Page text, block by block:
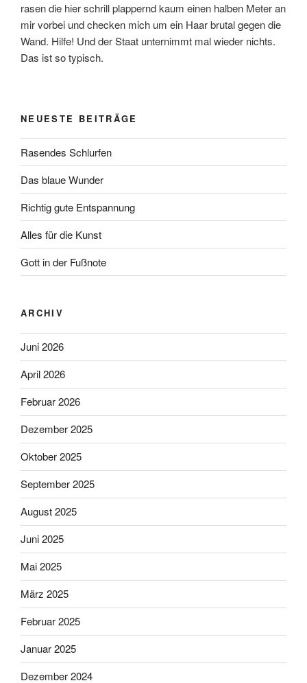
rasen die hier schrill plappernd kaum einen halben Meter an
mir vorbei und checken mich um ein Haar brutal gegen die
Wand. Hilfe! Und der Staat unternimmt mal wieder nichts.
Das ist so typisch.
NEUESTE BEITRÄGE
Rasendes Schlurfen
Das blaue Wunder
Richtig gute Entspannung
Alles für die Kunst
Gott in der Fußnote
ARCHIV
Juni 2026
April 2026
Februar 2026
Dezember 2025
Oktober 2025
September 2025
August 2025
Juni 2025
Mai 2025
März 2025
Februar 2025
Januar 2025
Dezember 2024